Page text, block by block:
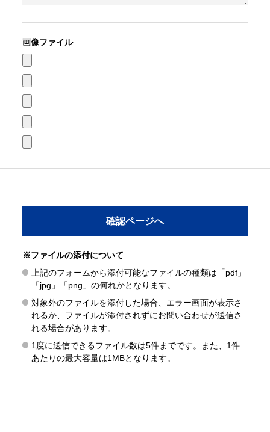
画像ファイル
※ファイルの添付について
上記のフォームから添付可能なファイルの種類は「pdf」
「jpg」「png」の何れかとなります。
対象外のファイルを添付した場合、エラー画面が表示さ
れるか、ファイルが添付されずにお問い合わせが送信さ
れる場合があります。
1度に送信できるファイル数は5件までです。また、1件
あたりの最大容量は1MBとなります。